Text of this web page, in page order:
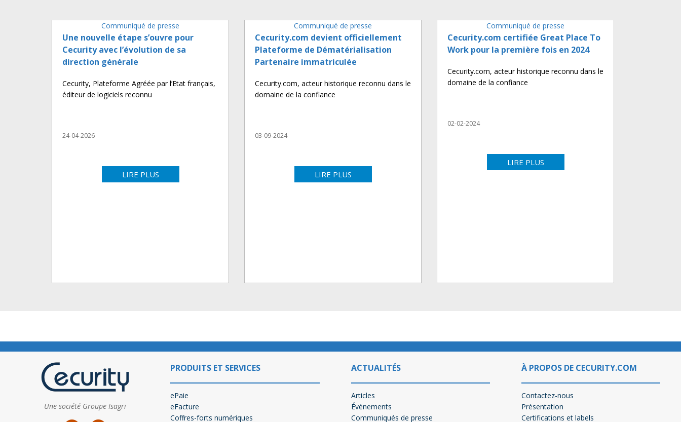
Communiqué de presse
Une nouvelle étape s’ouvre pour
Cecurity avec l’évolution de sa
direction générale
Cecurity, Plateforme Agréée par l’Etat français,
éditeur de logiciels reconnu
24-04-2026
LIRE PLUS
Communiqué de presse
Cecurity.com devient officiellement
Plateforme de Dématérialisation
Partenaire immatriculée
Cecurity.com, acteur historique reconnu dans le
domaine de la confiance
03-09-2024
LIRE PLUS
Communiqué de presse
Cecurity.com certifiée Great Place To
Work pour la première fois en 2024
Cecurity.com, acteur historique reconnu dans le
domaine de la confiance
02-02-2024
LIRE PLUS
Une société Groupe Isagri
PRODUITS ET SERVICES
ePaie
eFacture
Coffres-forts numériques
ACTUALITÉS
Articles
Événements
Communiqués de presse
À PROPOS DE CECURITY.COM
Contactez-nous
Présentation
Certifications et labels